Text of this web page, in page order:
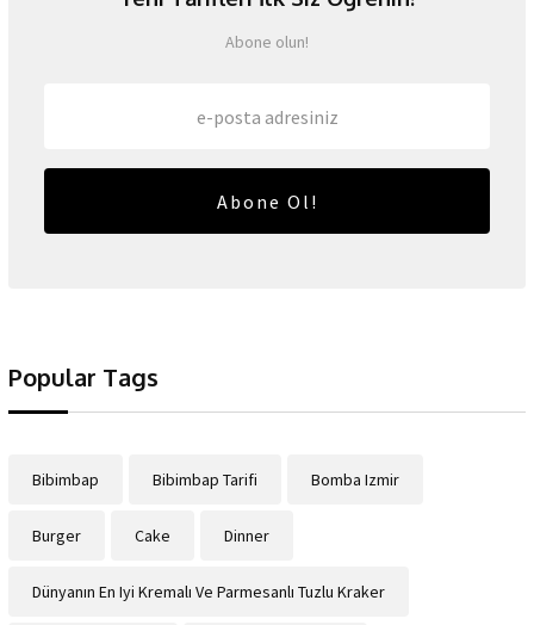
Abone olun!
Abone Ol!
Popular Tags
Bibimbap Bibimbap Tarifi Bomba Izmir
Burger Cake Dinner
Dünyanın En Iyi Kremalı Ve Parmesanlı Tuzlu Kraker